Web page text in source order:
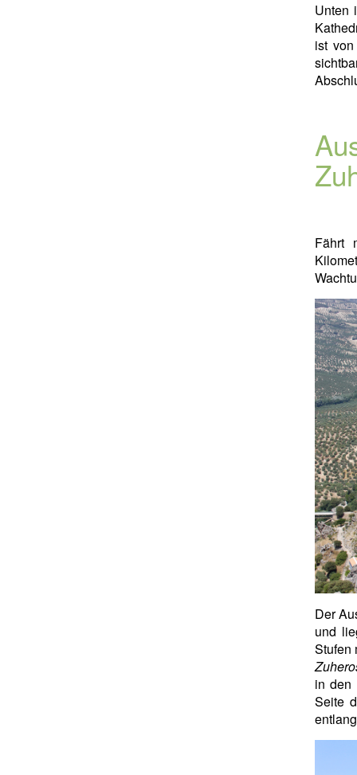
Unten
ist
Fährt
Der
und
Stufen
in
Seite